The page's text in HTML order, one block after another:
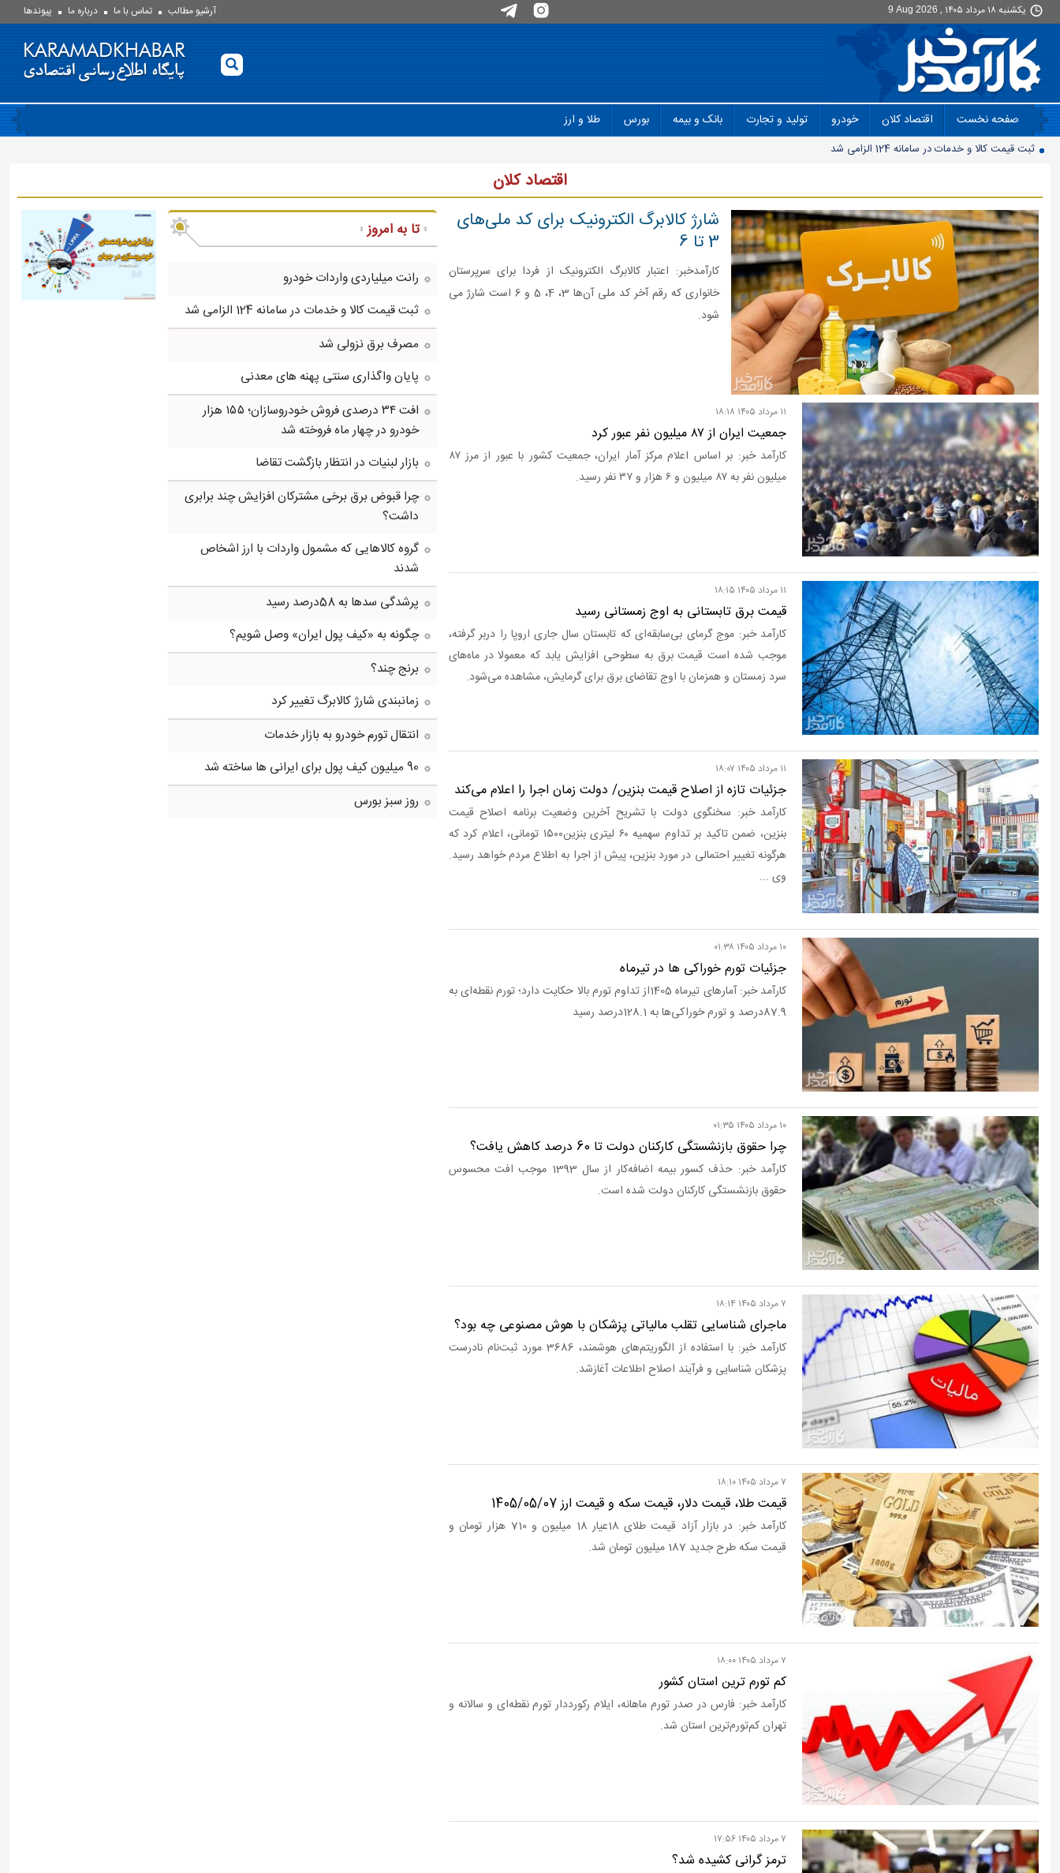
يکشنبه ۱۸ مرداد ۱۴۰۵ , 9 Aug 2026 آرشیو مطالب تماس با ما درباره ما پيوندها
صفحه نخست اقتصاد کلان خودرو تولید و تجارت بانک و بیمه بورس طلا و ارز
ثبت قیمت کالا و خدمات در سامانه 124 الزامی شد
پایان واگذاری سنتی پهنه های معدنی
افت ۳۴ درصدی فروش خودروسازان؛ ۱۵۵ هزار خودرو در چهار ماه فروخته شد
بازار لبنیات در انتظار بازگشت تقاضا
چرا قبوض برق برخی مشترکان افزایش چند برابری داشت؟
گروه کالاهایی که مشمول واردات با ارز اشخاص شدند
پرشدگی سدها به 58درصد رسید
چگونه به «کیف پول ایران» وصل شویم؟
رانت میلیاردی واردات خودرو
اقتصاد کلان
شارژ کالابرگ الکترونیک برای کد ملی‌های
3 تا 6
کارآمدخبر: اعتبار کالابرگ الکترونیک از فردا برای سرپرستان
خانواری که رقم آخر کد ملی آن‌ها 3، 4، 5 و 6 است شارژ می
شود.
۱۱ مرداد ۱۴۰۵ ۱۸:۱۸
جمعیت ایران از ۸۷ میلیون نفر عبور کرد
کارآمد خبر: بر اساس اعلام مرکز آمار ایران، جمعیت کشور با عبور از مرز ۸۷
میلیون نفر به ۸۷ میلیون و ۶ هزار و ۳۷ نفر رسید.
۱۱ مرداد ۱۴۰۵ ۱۸:۱۵
قیمت برق تابستانی به اوج زمستانی رسید
کارآمد خبر: موج گرمای بی‌سابقه‌ای که تابستان سال جاری اروپا را دربر گرفته،
موجب شده است قیمت برق به سطوحی افزایش یابد که معمولا در ماه‌های
سرد زمستان و همزمان با اوج تقاضای برق برای گرمایش، مشاهده می‌شود.
۱۱ مرداد ۱۴۰۵ ۱۸:۰۷
جزئیات تازه از اصلاح قیمت بنزین/ دولت زمان اجرا را اعلام می‌کند
کارآمد خبر: سخنگوی دولت با تشریح آخرین وضعیت برنامه اصلاح قیمت
بنزین، ضمن تاکید بر تداوم سهمیه ۶۰ لیتری بنزین۱۵۰۰ تومانی، اعلام کرد که
هرگونه تغییر احتمالی در مورد بنزین، پیش از اجرا به اطلاع مردم خواهد رسید.
وی ...
۱۰ مرداد ۱۴۰۵ ۰۱:۳۸
جزئیات تورم خوراکی ها در تیرماه
کارآمد خبر: آمارهای تیرماه 1405از تداوم تورم بالا حکایت دارد؛ تورم نقطه‌ای به
87.9درصد و تورم خوراکی‌ها به 128.1درصد رسید
۱۰ مرداد ۱۴۰۵ ۰۱:۳۵
چرا حقوق بازنشستگی کارکنان دولت تا 60 درصد کاهش یافت؟
کارآمد خبر: حذف کسور بیمه اضافه‌کار از سال 1393 موجب افت محسوس
حقوق بازنشستگی کارکنان دولت شده است.
۷ مرداد ۱۴۰۵ ۱۸:۱۴
ماجرای شناسایی تقلب مالیاتی پزشکان با هوش مصنوعی چه بود؟
کارآمد خبر: با استفاده از الگوریتم‌های هوشمند، 3686 مورد ثبت‌نام نادرست
پزشکان شناسایی و فرآیند اصلاح اطلاعات آغازشد.
۷ مرداد ۱۴۰۵ ۱۸:۱۰
قیمت طلا، قیمت دلار، قیمت سکه و قیمت ارز 1405/05/07
کارآمد خبر: در بازار آزاد قیمت طلای 18عیار 18 میلیون و 710 هزار تومان و
قیمت سکه طرح جدید 187 میلیون تومان شد.
۷ مرداد ۱۴۰۵ ۱۸:۰۰
کم تورم ترین استان کشور
کارآمد خبر: فارس در صدر تورم ماهانه، ایلام رکورددار تورم نقطه‌ای و سالانه و
تهران کم‌تورم‌ترین استان شد.
۷ مرداد ۱۴۰۵ ۱۷:۵۶
ترمز گرانی کشیده شد؟
تا به امروز
رانت میلیاردی واردات خودرو
ثبت قیمت کالا و خدمات در سامانه 124 الزامی شد
مصرف برق نزولی شد
پایان واگذاری سنتی پهنه های معدنی
افت ۳۴ درصدی فروش خودروسازان؛ ۱۵۵ هزار
خودرو در چهار ماه فروخته شد
بازار لبنیات در انتظار بازگشت تقاضا
چرا قبوض برق برخی مشترکان افزایش چند برابری
داشت؟
گروه کالاهایی که مشمول واردات با ارز اشخاص
شدند
پرشدگی سدها به 58درصد رسید
چگونه به «کیف پول ایران» وصل شویم؟
برنج چند؟
زمانبندی شارژ کالابرگ تغییر کرد
انتقال تورم خودرو به بازار خدمات
90 میلیون کیف پول برای ایرانی ها ساخته شد
روز سبز بورس